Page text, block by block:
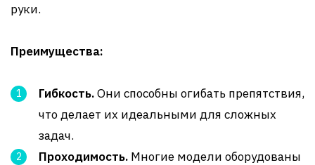
руки.
Преимущества:
Гибкость.Они способны огибать препятствия,
что делает их идеальными для сложных
задач.
Проходимость. Многие модели оборудованы